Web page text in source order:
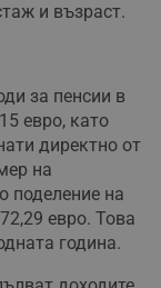
и възраст.
за пенсии в
евро, като
директно от
на
поделение на
евро. Това
година.